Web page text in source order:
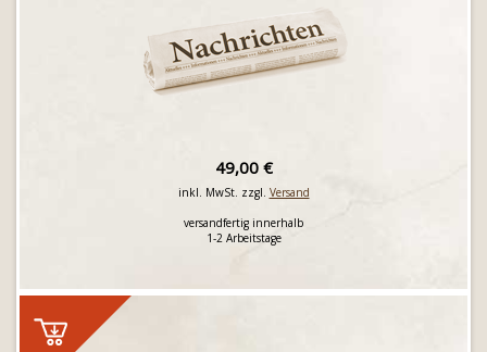
49,00 €
inkl. MwSt. zzgl. Versand
versandfertig innerhalb
1-2 Arbeitstage